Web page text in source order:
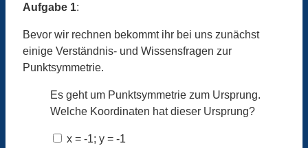
Aufgabe 1:
Bevor wir rechnen bekommt ihr bei uns zunächst
einige Verständnis- und Wissensfragen zur
Punktsymmetrie.
Es geht um Punktsymmetrie zum Ursprung.
Welche Koordinaten hat dieser Ursprung?
x = -1; y = -1